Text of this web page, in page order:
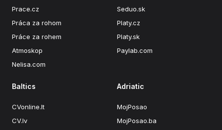
Prace.cz
Práca za rohom
Práce za rohem
Atmoskop
Nelisa.com
Seduo.sk
Platy.cz
Platy.sk
Paylab.com
Baltics
CVonline.lt
CV.lv
Adriatic
MojPosao
MojPosao.ba